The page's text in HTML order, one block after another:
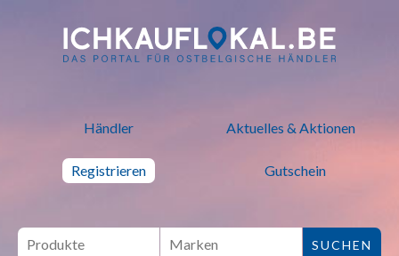
ich kauf lokal - Bei lokalen
Händler Aktuelles & Aktionen
Registrieren Gutschein